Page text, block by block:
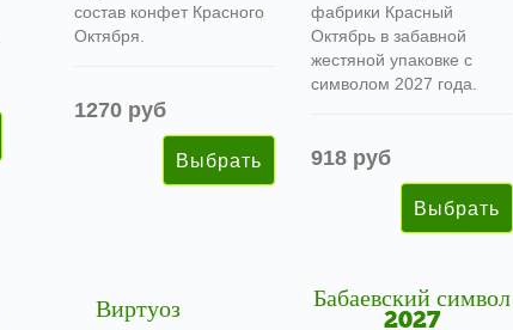
состав конфет Красного
Октября.
1270 руб
фабрики Красный
Октябрь в забавной
жестяной упаковке с
символом 2027 года.
918 руб
Виртуоз
Бабаевский символ
2027